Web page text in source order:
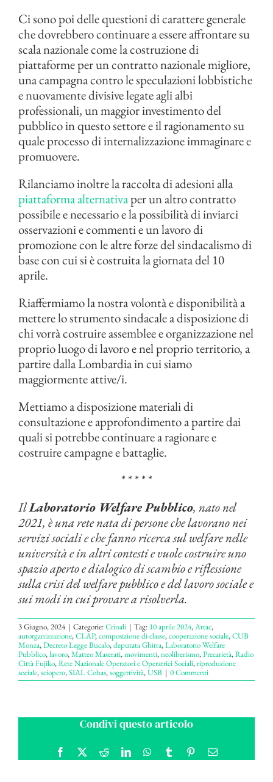
Ci sono poi delle questioni di carattere generale
che dovrebbero continuare a essere affrontare su
scala nazionale come la costruzione di
piattaforme per un contratto nazionale migliore,
una campagna contro le speculazioni lobbistiche
e nuovamente divisive legate agli albi
professionali, un maggior investimento del
pubblico in questo settore e il ragionamento su
quale processo di internalizzazione immaginare e
promuovere.
Rilanciamo inoltre la raccolta di adesioni alla
piattaforma alternativaper un altro contratto
possibile e necessario e la possibilità di inviarci
osservazioni e commenti e un lavoro di
promozione con le altre forze del sindacalismo di
base con cui si è costruita la giornata del 10
aprile.
Riaffermiamo la nostra volontà e disponibilità a
mettere lo strumento sindacale a disposizione di
chi vorrà costruire assemblee e organizzazione nel
proprio luogo di lavoro e nel proprio territorio, a
partire dalla Lombardia in cui siamo
maggiormente attive/i.
Mettiamo a disposizione materiali di
consultazione e approfondimento a partire dai
quali si potrebbe continuare a ragionare e
costruire campagne e battaglie.
* * * * *
IlLaboratorio Welfare Pubblico, nato nel
2021, è una rete nata di persone che lavorano nei
servizi sociali e che fanno ricerca sul welfare nelle
università e in altri contesti e vuole costruire uno
spazio aperto e dialogico di scambio e riflessione
sulla crisi del welfare pubblico e del lavoro sociale e
sui modi in cui provare a risolverla.
3 Giugno, 2024 | Categorie:Crinali | Tag: 10 aprile 2024,Attac,
autorganizzazione,CLAP,composizione di classe,cooperazione sociale,CUB
Monza,Decreto Legge Bucalo,deputata Ghirra,Laboratorio Welfare
Pubblico,lavoro,Matteo Maserati,movimenti,neoliberismo,Precarietà,Radio
Città Fujiko,Rete Nazionale Operatori e Operatrici Sociali,riproduzione
sociale,sciopero,SIAL Cobas,soggettività,USB | 0 Commenti
Condivi questo articolo
Facebook RedditLinkedInWhatsApp
Tumblr PinterestEmail